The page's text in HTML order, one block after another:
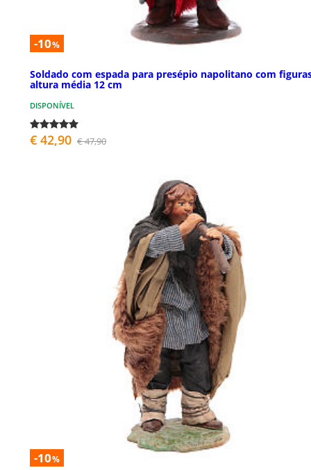
-10%
Soldado com espada para presépio napolitano com
altura média 12 cm
DISPONÍVEL
€ 42,90 € 47,90
-10%